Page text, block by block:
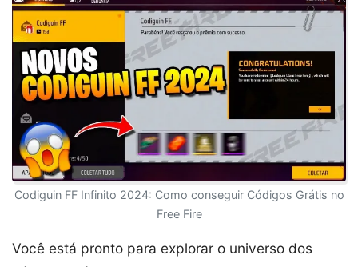
Codiguin FF Infinito 2024: Como conseguir Códigos Grátis no
Free Fire
Você está pronto para explorar o universo dos